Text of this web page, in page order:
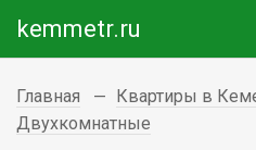
kemmetr.ru
Главная
Квартиры в
Двухкомнатные